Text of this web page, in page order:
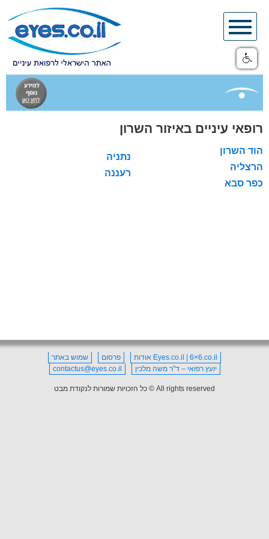
Skip
content
רופאי עיניים באיזור השרון
הוד השרון
הרצליה
כפר סבא
נתניה
רעננה
Eyes.co.il | 6×6.co.il אודות פרסום
שמוש באתר
יועץ רפואי – ד"ר משה מלכין
contactus@eyes.co.il
All rights reserved © כל הזכויות שמורות לנקודת מבט